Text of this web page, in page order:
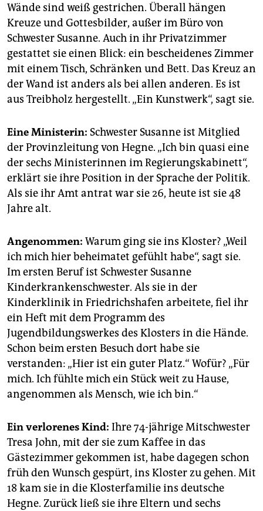
Wände sind weiß gestrichen. Überall hängen
Kreuze und Gottesbilder, außer im Büro von
Schwester Susanne. Auch in ihr Privatzimmer
gestattet sie einen Blick: ein bescheidenes Zimmer
mit einem Tisch, Schränken und Bett. Das Kreuz an
der Wand ist anders als bei allen anderen. Es ist
aus Treibholz hergestellt. „Ein Kunstwerk“, sagt sie.
Eine Ministerin: Schwester Susanne ist Mitglied
der Provinzleitung von Hegne. „Ich bin quasi eine
der sechs Ministerinnen im Regierungskabinett“,
erklärt sie ihre Position in der Sprache der Politik.
Als sie ihr Amt antrat war sie 26, heute ist sie 48
Jahre alt.
Angenommen: Warum ging sie ins Kloster? „Weil
ich mich hier beheimatet gefühlt habe“, sagt sie.
Im ersten Beruf ist Schwester Susanne
Kinderkrankenschwester. Als sie in der
Kinderklinik in Friedrichshafen arbeitete, fiel ihr
ein Heft mit dem Programm des
Jugendbildungswerkes des Klosters in die Hände.
Schon beim ersten Besuch dort habe sie
verstanden: „Hier ist ein guter Platz.“ Wofür? „Für
mich. Ich fühlte mich ein Stück weit zu Hause,
angenommen als Mensch, wie ich bin.“
Ein verlorenes Kind: Ihre 74-jährige Mitschwester
Tresa John, mit der sie zum Kaffee in das
Gästezimmer gekommen ist, habe dagegen schon
früh den Wunsch gespürt, ins Kloster zu gehen. Mit
18 kam sie in die Klosterfamilie ins deutsche
Hegne. Zurück ließ sie ihre Eltern und sechs